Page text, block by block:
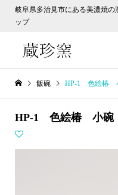
岐阜県多治見市にある美濃焼の
ップ
飯碗 HP-1 色絵椿
HP-1 色絵椿 小碗